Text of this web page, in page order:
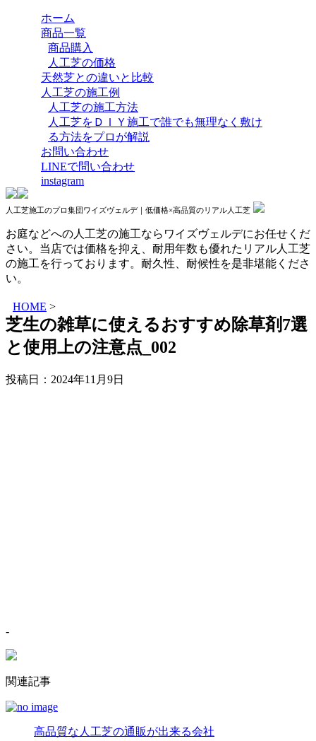
ホーム
商品一覧
商品購入
人工芝の価格
天然芝との違いと比較
人工芝の施工例
人工芝の施工方法
人工芝をＤＩＹ施工で誰でも無理なく敷け
る方法をプロが解説
お問い合わせ
LINEで問い合わせ
instagram
人工芝施工のプロ集団ワイズヴェルデ｜低価格×高品質のリアル人工芝
お庭などへの人工芝の施工ならワイズヴェルデにお任せくだ
さい。当店では価格を抑え、耐用年数も優れたリアル人工芝
の施工を行っております。耐久性、耐候性を是非堪能くださ
い。
HOME >
芝生の雑草に使えるおすすめ除草剤7選
と使用上の注意点_002
投稿日： 2024年11月9日
-
関連記事
高品質な人工芝の通販が出来る会社